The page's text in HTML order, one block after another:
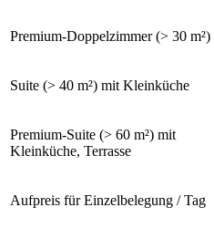
Premium-Doppelzimmer (> 30 m²)
Suite (> 40 m²) mit Kleinküche
Premium-Suite (> 60 m²) mit
Kleinküche, Terrasse
Aufpreis für Einzelbelegung / Tag